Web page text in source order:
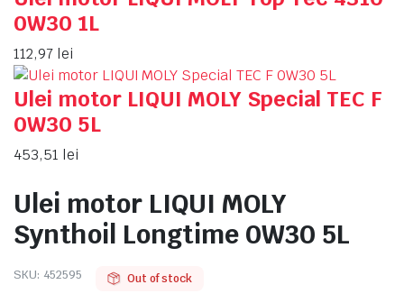
0W30 1L
112,97 lei
Ulei motor LIQUI MOLY Special TEC F
0W30 5L
453,51 lei
Ulei motor LIQUI MOLY
Synthoil Longtime 0W30 5L
SKU: 452595 Out of stock